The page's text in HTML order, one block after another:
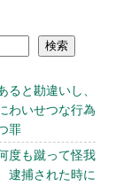
検索
ると勘違いし、
わいせつな行為
罪
度も蹴って怪我
逮捕された時に